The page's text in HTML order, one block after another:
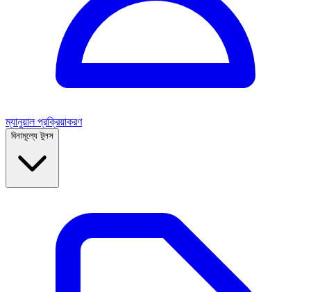
ম্যানুয়াল প্রক্রিয়াকরণ
বিনামূল্যে টুলস